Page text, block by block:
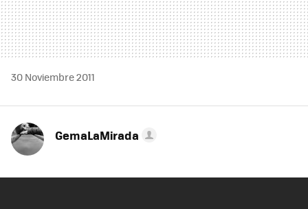
30 Noviembre 2011
GemaLaMirada